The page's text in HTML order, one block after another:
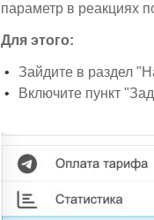
параметр в реакциях
Для этого:
Зайдите в раздел
Включите пункт